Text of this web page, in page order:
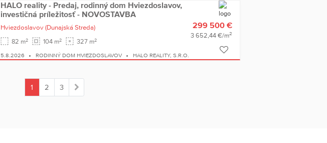
HALO reality - Predaj, rodinný dom Hviezdoslavov,
investičná príležitosť - NOVOSTAVBA
Hviezdoslavov (Dunajská Streda)
82 m2 104 m2 327 m2
299 500 €
3 652,44 €/m2
5.8.2026 RODINNÝ DOM HVIEZDOSLAVOV HALO REALITY, S.R.O.
1
2 3